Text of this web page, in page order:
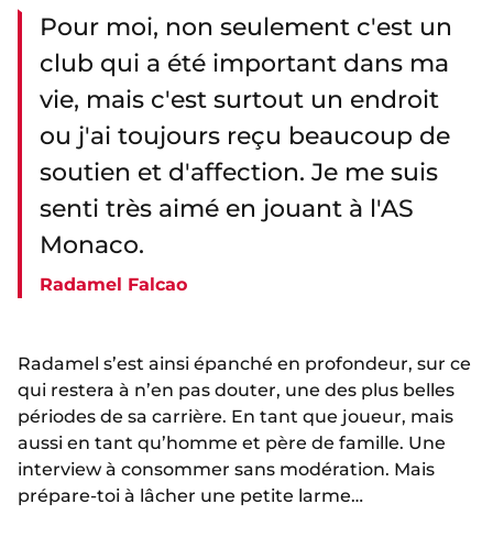
Pour moi, non seulement c'est un
club qui a été important dans ma
vie, mais c'est surtout un endroit
ou j'ai toujours reçu beaucoup de
soutien et d'affection. Je me suis
senti très aimé en jouant à l'AS
Monaco.
Radamel Falcao
Radamel s’est ainsi épanché en profondeur, sur ce
qui restera à n’en pas douter, une des plus belles
périodes de sa carrière. En tant que joueur, mais
aussi en tant qu’homme et père de famille. Une
interview à consommer sans modération. Mais
prépare-toi à lâcher une petite larme…